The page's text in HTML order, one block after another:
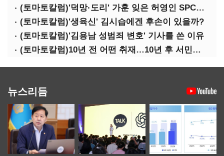
(토마토칼럼)'덕망·도리' 가훈 잊은 허영인 SPC그룹 회장
(토마토칼럼)'생육신' 김시습에겐 후손이 있을까?
(토마토칼럼)'김용남 성범죄 변호' 기사를 쓴 이유
(토마토칼럼)10년 전 어떤 취재…10년 후 서민석·박상용
뉴스리듬